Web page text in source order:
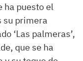
ha puesto el
su primera
‘Las palmeras’,
que se ha